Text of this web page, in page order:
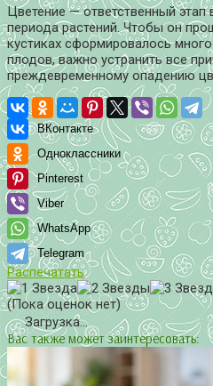
Цветение — ответственный этап
периода растений. Чтобы он
кустиках сформировалось
плодов, важно устранить все
преждевременному опадению
ВКонтакте
Одноклассники
Pinterest
Viber
WhatsApp
Telegram
Распечатать
(Пока оценок нет)
Загрузка...
Вас также может заинтересовать: